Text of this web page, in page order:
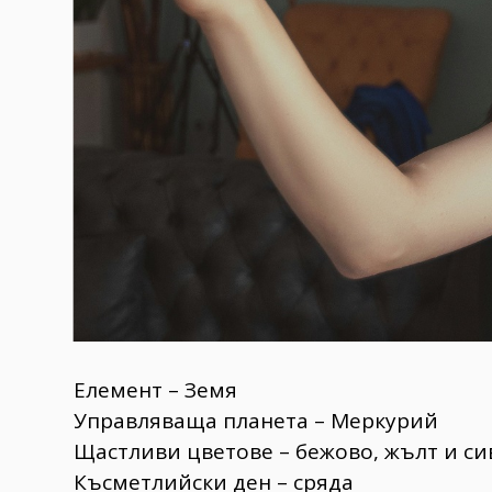
Елемент – Земя
Управляваща планета – Меркурий
Щастливи цветове – бежово, жълт и
Късметлийски ден – сряда